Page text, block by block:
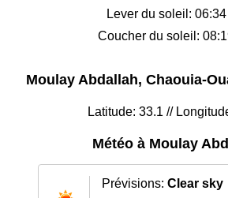
Lever du soleil: 06:34
Coucher du soleil:
Moulay Abdallah, Chaouia-
Latitude: 33.1 //
Météo à Moulay
Prévisions: Clear sky